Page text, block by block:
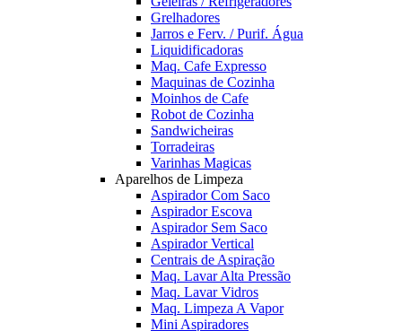
Grelhadores
Jarros e Ferv. / Purif. Água
Liquidificadoras
Maq. Cafe Expresso
Maquinas de Cozinha
Moinhos de Cafe
Robot de Cozinha
Sandwicheiras
Torradeiras
Varinhas Magicas
Aparelhos de Limpeza
Aspirador Com Saco
Aspirador Escova
Aspirador Sem Saco
Aspirador Vertical
Centrais de Aspiração
Maq. Lavar Alta Pressão
Maq. Lavar Vidros
Maq. Limpeza A Vapor
Mini Aspiradores